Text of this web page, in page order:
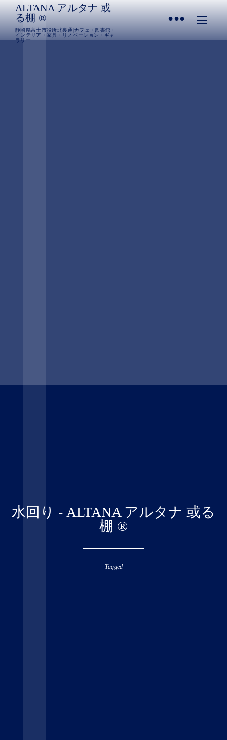
ALTANA アルタナ 或
る棚 ®︎
静岡県富士市役所北裏通|カフェ・図書館・
インテリア・家具・リノベーション・ギャ
ラリー
•
水回り - ALTANA アルタナ 或る
棚 ®︎
Tagged